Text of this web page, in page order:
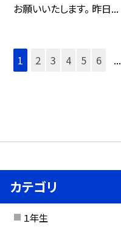
お願いいたします。 昨日...
1 2 3 4 5 6 ...
カテゴリ
１年生